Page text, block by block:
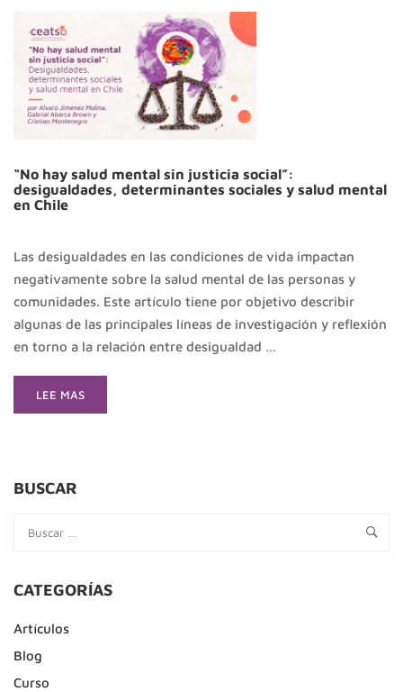
SOCIAL
EN
CHILE
ES
LA
TERCERA
MÁS
TITULACIONES
DURANTE
2022?
“No hay salud mental sin justicia social”:
desigualdades, determinantes sociales y salud mental
en Chile
Las desigualdades en las condiciones de vida impactan
negativamente sobre la salud mental de las personas y
comunidades. Este artículo tiene por objetivo describir
algunas de las principales líneas de investigación y reflexión
en torno a la relación entre desigualdad …
READ
MORE
SALUD
JUSTICIA
DETERMINANTES
Y
MENTAL
EN
LEE MAS
BUSCAR
CATEGORÍAS
Artículos
Blog
Curso